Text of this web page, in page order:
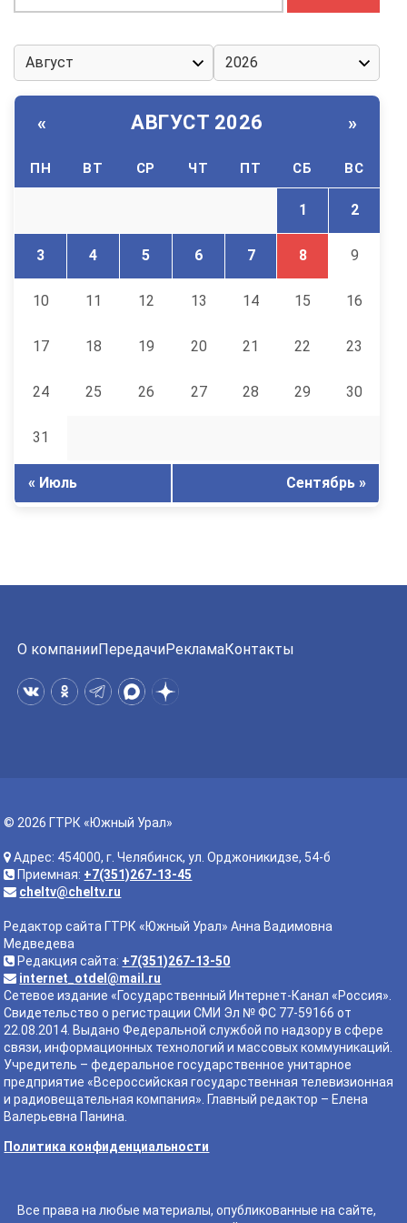
« АВГУСТ 2026 »
ПН ВТ СР ЧТ ПТ СБ ВС
1 2
3 4 5 6 7 8 9
10 11 12 13 14 15 16
17 18 19 20 21 22 23
24 25 26 27 28 29 30
31
« Июль Сентябрь »
О компанииПередачиРекламаКонтакты
© 2026 ГТРК «Южный Урал»
Адрес: 454000, г. Челябинск, ул. Орджоникидзе, 54-б
Приемная: +7(351)267-13-45
cheltv@cheltv.ru
Редактор сайта ГТРК «Южный Урал» Анна Вадимовна
Медведева
Редакция сайта: +7(351)267-13-50
internet_otdel@mail.ru
Сетевое издание «Государственный Интернет-Канал «Россия».
Свидетельство о регистрации СМИ Эл № ФС 77-59166 от
22.08.2014. Выдано Федеральной службой по надзору в сфере
связи, информационных технологий и массовых коммуникаций.
Учредитель – федеральное государственное унитарное
предприятие «Всероссийская государственная телевизионная
и радиовещательная компания». Главный редактор – Елена
Валерьевна Панина.
Политика конфиденциальности
Все права на любые материалы, опубликованные на сайте,